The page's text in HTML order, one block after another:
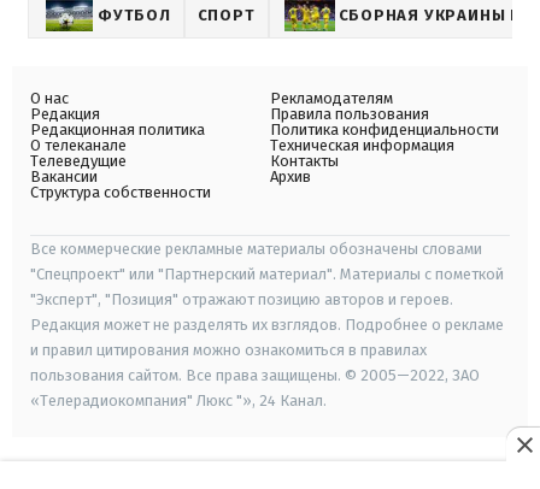
ФУТБОЛ СПОРТ СБОРНАЯ УКРАИНЫ
О нас
Редакция
Редакционная политика
О телеканале
Телеведущие
Вакансии
Структура собственности
Рекламодателям
Правила пользования
Политика конфиденциальности
Техническая информация
Контакты
Архив
Все коммерческие рекламные материалы обозначены словами
"Спецпроект" или "Партнерский материал". Материалы с пометкой
"Эксперт", "Позиция" отражают позицию авторов и героев.
Редакция может не разделять их взглядов. Подробнее о рекламе
и правил цитирования можно ознакомиться в правилах
пользования сайтом. Все права защищены. © 2005—2022, ЗАО
«Телерадиокомпания" Люкс "», 24 Канал.